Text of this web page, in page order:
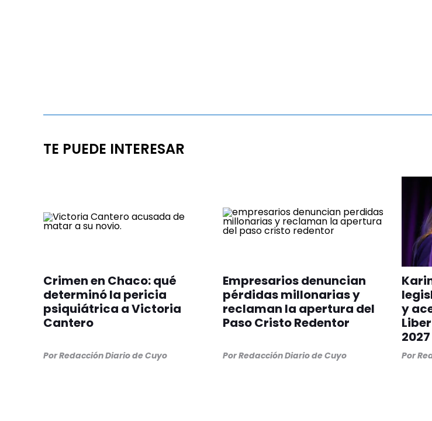
TE PUEDE INTERESAR
Crimen en Chaco: qué
determinó la pericia
psiquiátrica a Victoria
Cantero
PorRedacción Diario de Cuyo
Empresarios denuncian
pérdidas millonarias y
reclaman la apertura del
Paso Cristo Redentor
PorRedacción Diario de Cuyo
y
2027
Por